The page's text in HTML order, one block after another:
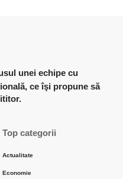
ce îşi propune să
Top categorii
Actualitate
Economie